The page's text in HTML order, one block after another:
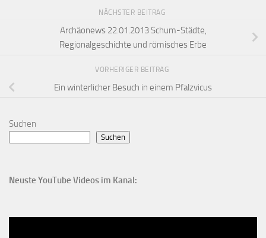
NÄCHSTER BEITRAG
Archäonews 22.01.2013 Schum-Städte,
Regionalgeschichte und römisches Erbe
VORHERIGER BEITRAG
Ein winterlicher Besuch in einem Pfalzvicus
Suchen
Suchen
Neuste YouTube Videos im Kanal: